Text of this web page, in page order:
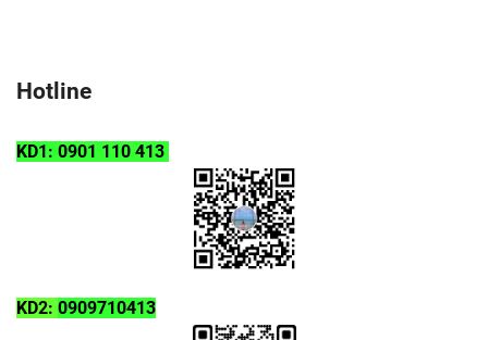
Hotline
KD1: 0901 110 413
KD2: 0909710413